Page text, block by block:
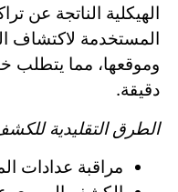
الهيكلية الناتجة عن
المستخدمة لاكتشاف
وموقعها، مما يتطلب
دقيقة.
الطرق التقليدية
مراقبة عدادات